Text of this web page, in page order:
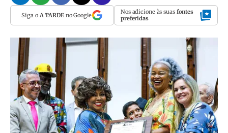
Siga o A TARDEno Google Nos adicione às suas fontes
preferidas